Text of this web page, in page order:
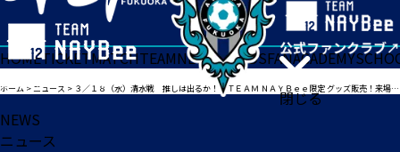
閉じる
HOMETICKETMATCHTEAMNEWSGOODSFANACADEMY
ホーム >ニュース > ３／１８（水）清水戦 推しは出るか！？ＴＥＡＭ ＮＡＹＢｅｅ限定 グッズ販売！来場回数特典もＧＥＴ！
NEWS
ニュース